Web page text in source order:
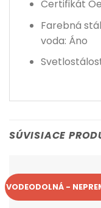
Certifikát
Farebná
voda: Áno
SÚVISIACE
VODEODOLNÁ -